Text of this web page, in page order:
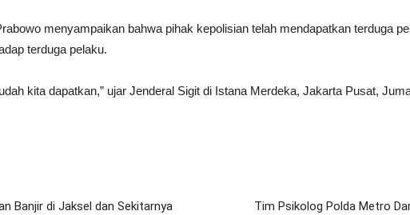
menyampaikan bahwa pihak kepolisian telah mendapatkan terduga
terduga pelaku.
kita dapatkan,” ujar Jenderal Sigit di Istana Merdeka, Jakarta Pusat,
Banjir di Jaksel dan Sekitarnya
Tim Psikolog Polda Metro